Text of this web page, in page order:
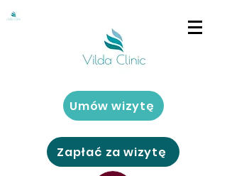
Umów wizytę
Zapłać za wizytę